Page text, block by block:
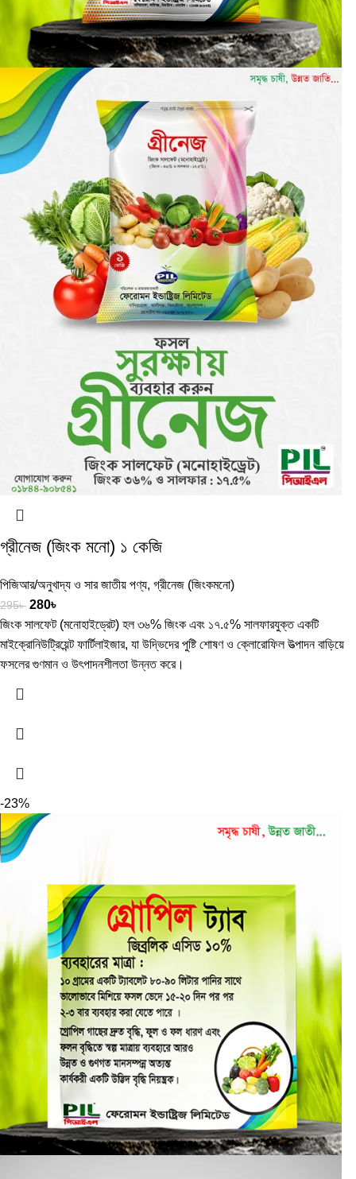
গ্রীনেজ (জিংক মনো) ১ কেজি
পিজিআর/অনুখাদ্য ও সার জাতীয় পণ্য, গ্রীনেজ (জিংকমনো)
295৳ 280৳
জিংক সালফেট (মনোহাইড্রেট) হল ৩৬% জিংক এবং ১৭.৫% সালফারযুক্ত একটি
মাইক্রোনিউট্রিয়েন্ট ফার্টিলাইজার, যা উদ্ভিদের পুষ্টি শোষণ ও ক্লোরোফিল উত্পাদন বাড়িয়ে
ফসলের গুণমান ও উৎপাদনশীলতা উন্নত করে।
-23%